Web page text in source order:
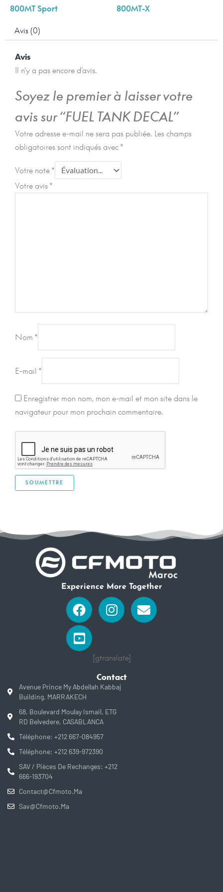
800MT Sport 800MT-X
Avis (0)
Avis
Il n’y a pas encore d’avis.
Soyez le premier à laisser votre
avis sur “FUEL TANK DECAL”
Votre adresse e-mail ne sera pas publiée. Les champs
obligatoires sont indiqués avec *
Votre note *
Votre avis *
Nom *
E-mail *
Enregistrer mon nom, mon e-mail et mon site dans le
navigateur pour mon prochain commentaire.
Experience More Together
FacebookInstagramEnvelope
Youtube-
square
[gtranslate]
Contact
Avenue Prince My Abdellah Kabbaj
Building, MARRAKECH
68, Boulevard Moulay Ismail, ETG
RD Belvedere, CASABLANCA
Téléphone: +212 667-084957
Téléphone: +212 639-972390
SAV / Pièces De Rechanges: +212
666-193704
Contact@cfmoto.ma
Sav@cfmoto.ma